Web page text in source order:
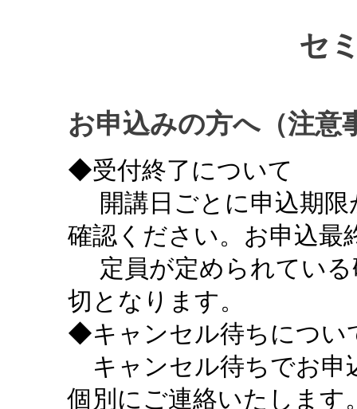
セ
お申込みの方へ（注意
◆受付終了について
開講日ごとに申込期限
確認ください。お申込最
定員が定められている
切となります。
◆キャンセル待ちについ
キャンセル待ちでお申
個別にご連絡いたします